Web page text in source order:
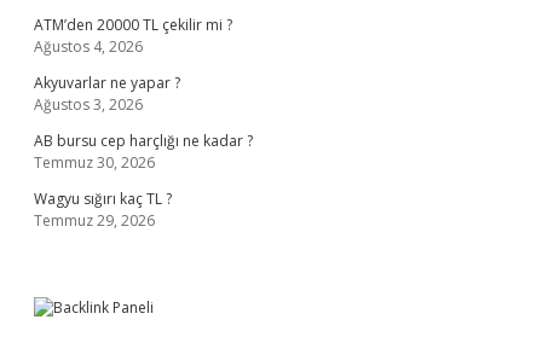
ATM’den 20000 TL çekilir mi ?
Ağustos 4, 2026
Akyuvarlar ne yapar ?
Ağustos 3, 2026
AB bursu cep harçlığı ne kadar ?
Temmuz 30, 2026
Wagyu sığırı kaç TL ?
Temmuz 29, 2026